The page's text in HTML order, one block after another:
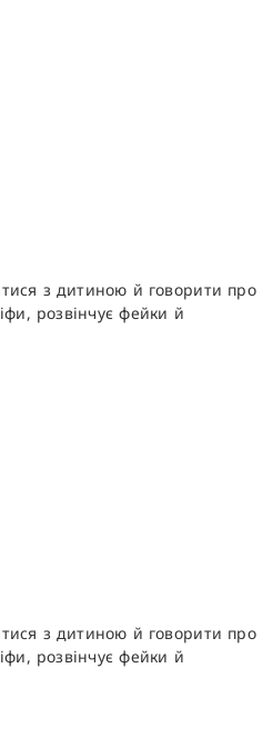
з дитиною й говорити про
розвінчує фейки й
з дитиною й говорити про
розвінчує фейки й